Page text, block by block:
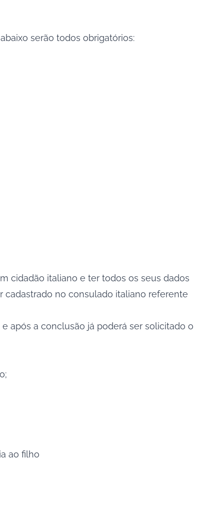
serão todos obrigatórios:
cidadão italiano e ter todos os seus dados
cadastrado no consulado italiano referente
após a conclusão já poderá ser solicitado o
ao filho